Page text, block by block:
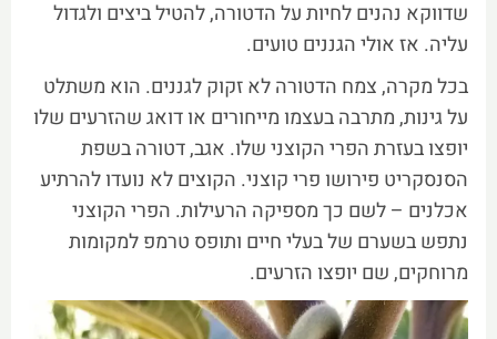
שדווקא נהנים לחיות על הדטורה, להטיל ביצים ולגדול
עליה. אז אולי הגננים טועים.
בכל מקרה, צמח הדטורה לא זקוק לגננים. הוא משתלט
על גינות, מתרבה בעצמו מייחורים או דואג שהזרעים שלו
יופצו בעזרת הפרי הקוצני שלו. אגב, דטורה בשפת
הסנסקריט פירושו פרי קוצני. הקוצים לא נועדו להרתיע
אכלנים – לשם כך מספיקה הרעילות. הפרי הקוצני
נתפש בשערם של בעלי חיים ותופס טרמפ למקומות
מרוחקים, שם יופצו הזרעים.